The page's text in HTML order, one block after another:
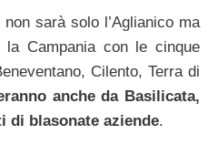
sarà solo l’Aglianico ma
la Campania con le cinque
Cilento, Terra di
anche da Basilicata,
di blasonate aziende.